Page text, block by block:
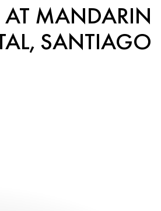
MANDARIN
SANTIAGO